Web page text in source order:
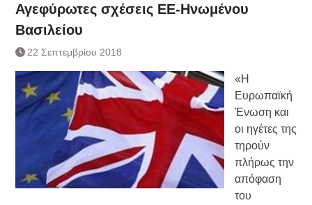
Αγεφύρωτες σχέσεις ΕΕ-Ηνωμένου
Βασιλείου
22 Σεπτεμβρίου 2018
«Η
Ευρωπαϊκή
Ένωση και
οι ηγέτες της
τηρούν
πλήρως την
απόφαση
του